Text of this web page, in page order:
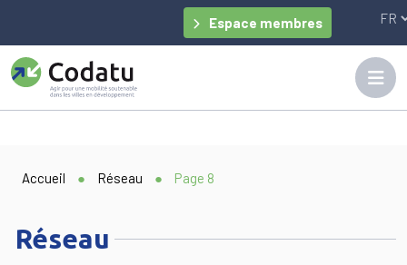
Espace membres
Accueil ● Réseau ● Page 8
Réseau
Panneau de gestion des cookies